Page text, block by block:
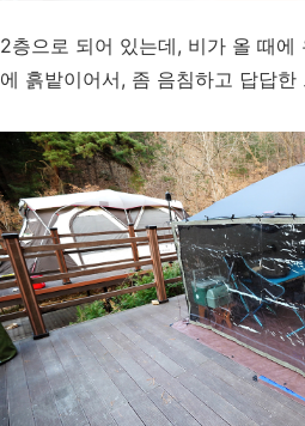
2층으로 되어 있는데, 비가 올 때에
에 흙밭이어서, 좀 음침하고 답답한